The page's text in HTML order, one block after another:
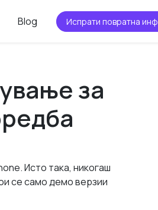
Blog Испрати повратна
за
Исто така, никогаш
се само демо верзии